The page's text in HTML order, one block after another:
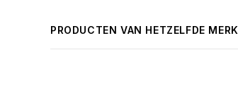
PRODUCTEN VAN HETZELFDE MERK